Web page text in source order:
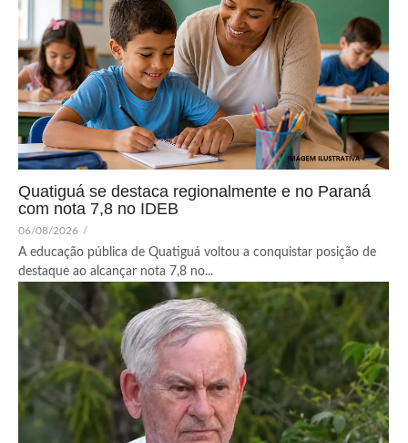
Quatiguá se destaca regionalmente e no Paraná
com nota 7,8 no IDEB
06/08/2026 /
A educação pública de Quatiguá voltou a conquistar posição de
destaque ao alcançar nota 7,8 no...